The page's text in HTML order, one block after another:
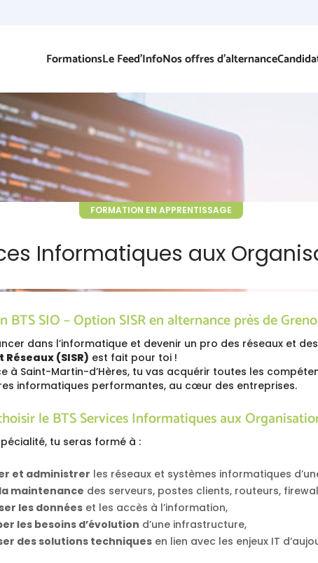
FormationsLe Feed’InfoNos offres d’alternance
FORMATION EN APPRENTISSAGE
Informatiques aux
BTS SIO – Option SISR en alternance près de
dans l’informatique et devenir un pro des réseaux et
Réseaux (SISR) est fait pour toi !
à Saint-Martin-d’Hères, tu vas acquérir toutes les
informatiques performantes, au cœur des entreprises.
le BTS Services Informatiques aux
tu seras formé à :
et administrer les réseaux et systèmes informatiques
maintenance des serveurs, postes clients, routeurs,
les données et les accès à l’information,
les besoins d’évolution d’une infrastructure,
des solutions techniques en lien avec les enjeux IT